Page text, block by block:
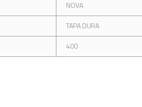
NOVA
TAPA DURA
400